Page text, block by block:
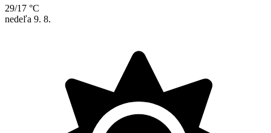
29/17 °C
nedeľa 9. 8.